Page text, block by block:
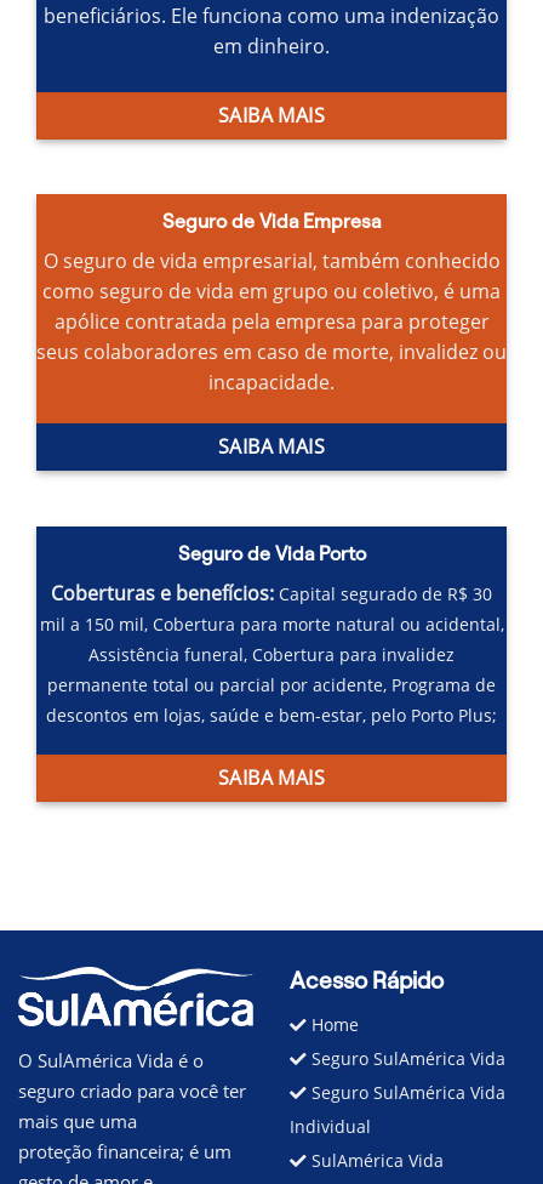
beneficiários. Ele funciona como uma indenização
em dinheiro.
SAIBA MAIS
Seguro de Vida Empresa
O seguro de vida empresarial, também conhecido
como seguro de vida em grupo ou coletivo, é uma
apólice contratada pela empresa para proteger
seus colaboradores em caso de morte, invalidez ou
incapacidade.
SAIBA MAIS
Seguro de Vida Porto
Coberturas e benefícios: Capital segurado de R$ 30
mil a 150 mil, Cobertura para morte natural ou acidental,
Assistência funeral,Cobertura para invalidez
permanente total ou parcial por acidente, Programa de
descontos em lojas, saúde e bem-estar, pelo Porto Plus;
SAIBA MAIS
O SulAmérica Vida é o
seguro criado para você ter
mais que uma
proteção financeira; é um
Acesso Rápido
Home
Seguro SulAmérica Vida
Seguro SulAmérica Vida
Individual
SulAmérica Vida